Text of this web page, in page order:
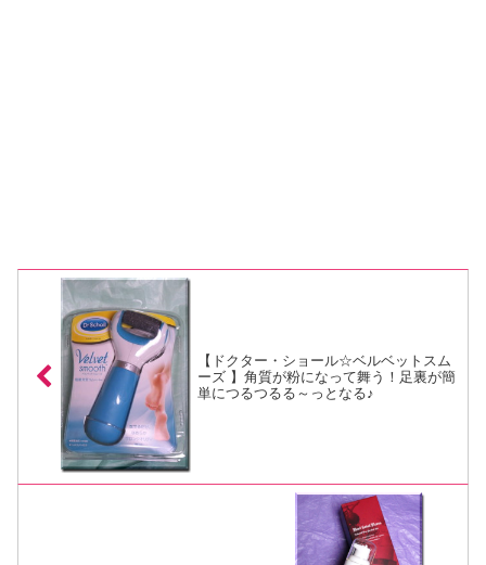
【ドクター・ショール☆ベルベットスム
ーズ 】角質が粉になって舞う！足裏が簡
単につるつるる～っとなる♪